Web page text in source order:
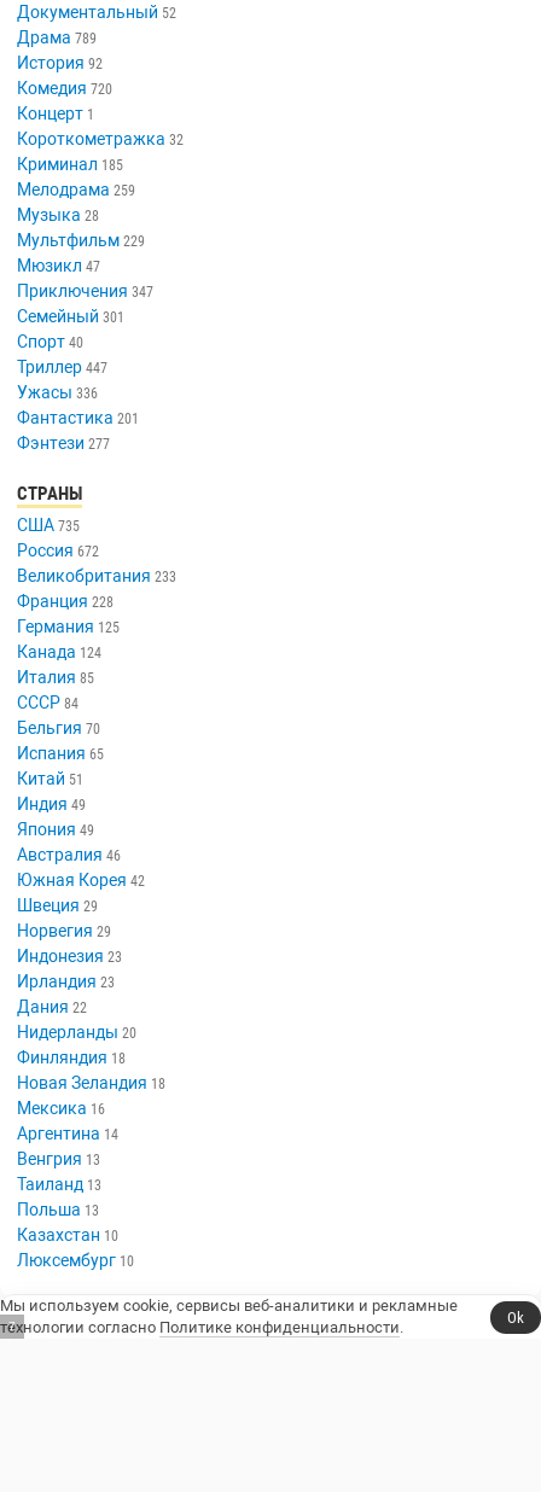
Документальный 52
Драма 789
История 92
Комедия 720
Концерт 1
Короткометражка 32
Криминал 185
Мелодрама 259
Музыка 28
Мультфильм 229
Мюзикл 47
Приключения 347
Семейный 301
Спорт 40
Триллер 447
Ужасы 336
Фантастика 201
Фэнтези 277
СТРАНЫ
США 735
Россия 672
Великобритания 233
Франция 228
Германия 125
Канада 124
Италия 85
СССР 84
Бельгия 70
Испания 65
Китай 51
Индия 49
Япония 49
Австралия 46
Южная Корея 42
Швеция 29
Норвегия 29
Индонезия 23
Ирландия 23
Дания 22
Нидерланды 20
Финляндия 18
Новая Зеландия 18
Мексика 16
Аргентина 14
Венгрия 13
Таиланд 13
Польша 13
Казахстан 10
Люксембург 10
Мы используем cookie, сервисы веб-аналитики и рекламные
технологии согласно Политике конфиденциальности.
Ok
6